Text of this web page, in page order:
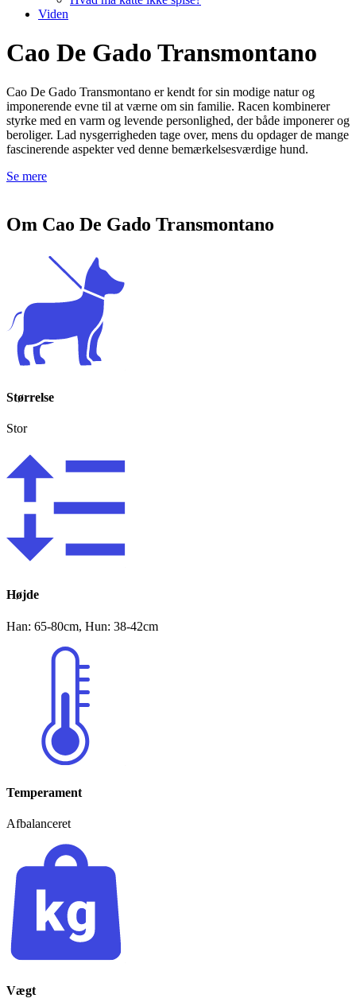
Viden
Cao De Gado Transmontano
Cao De Gado Transmontano er kendt for sin modige natur og
imponerende evne til at værne om sin familie. Racen kombinerer
styrke med en varm og levende personlighed, der både imponerer og
beroliger. Lad nysgerrigheden tage over, mens du opdager de mange
fascinerende aspekter ved denne bemærkelsesværdige hund.
Se mere
Om Cao De Gado Transmontano
Størrelse
Stor
Højde
Han: 65-80cm, Hun: 38-42cm
Temperament
Afbalanceret
Vægt